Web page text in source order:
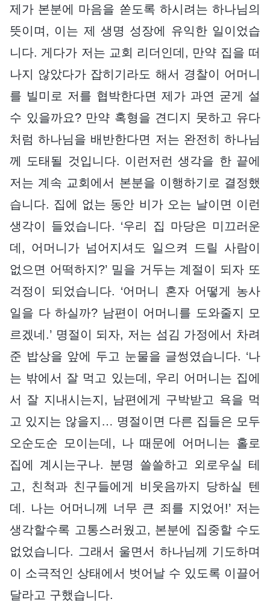
제가 본분에 마음을 쏟도록 하시려는 하나님의
뜻이며, 이는 제 생명 성장에 유익한 일이었습
니다. 게다가 저는 교회 리더인데, 만약 집을 떠
나지 않았다가 잡히기라도 해서 경찰이 어머니
를 빌미로 저를 협박한다면 제가 과연 굳게 설
수 있을까요? 만약 혹형을 견디지 못하고 유다
처럼 하나님을 배반한다면 저는 완전히 하나님
께 도태될 것입니다. 이런저런 생각을 한 끝에
저는 계속 교회에서 본분을 이행하기로 결정했
습니다. 집에 없는 동안 비가 오는 날이면 이런
생각이 들었습니다. ‘우리 집 마당은 미끄러운
데, 어머니가 넘어지셔도 일으켜 드릴 사람이
없으면 어떡하지?’ 밀을 거두는 계절이 되자 또
걱정이 되었습니다. ‘어머니 혼자 어떻게 농사
일을 다 하실까? 남편이 어머니를 도와줄지 모
르겠네.’ 명절이 되자, 저는 섬김 가정에서 차려
준 밥상을 앞에 두고 눈물을 글썽였습니다. ‘나
는 밖에서 잘 먹고 있는데, 우리 어머니는 집에
서 잘 지내시는지, 남편에게 구박받고 욕을 먹
고 있지는 않을지… 명절이면 다른 집들은 모두
오순도순 모이는데, 나 때문에 어머니는 홀로
집에 계시는구나. 분명 쓸쓸하고 외로우실 테
고, 친척과 친구들에게 비웃음까지 당하실 텐
데. 나는 어머니께 너무 큰 죄를 지었어!’ 저는
생각할수록 고통스러웠고, 본분에 집중할 수도
없었습니다. 그래서 울면서 하나님께 기도하며
이 소극적인 상태에서 벗어날 수 있도록 이끌어
달라고 구했습니다.